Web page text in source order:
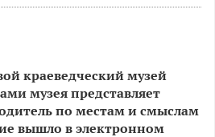
краеведческий музей
музея представляет
по местам и смыслам
вышло в электронном